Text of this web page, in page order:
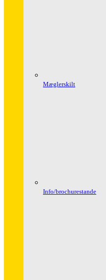
Mæglerskilt
Info/brochurestande